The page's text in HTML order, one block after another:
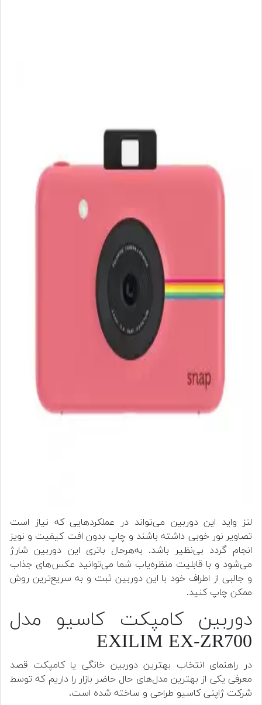
لنز واید این دوربین می‌تواند در عملکردهایی که نیاز است
تصاویر نور خوبی داشته باشند و چاپ بدون افت کیفیت و نویز
انجام گردد بی‌نظیر باشد. به‌هرحال باتری این دوربین شارژ
می‌شود و با قابلیت منظره‌یاب شما می‌توانید عکس‌های جذاب
و جالبی از اطراف خود با این دوربین ثبت و به سریع‌ترین روش
ممکن چاپ کنید.
دوربین کامپکت کاسیو مدل
EXILIM EX-ZR700
در راهنمای انتخاب بهترین دوربین خانگی یا کامپکت قصد
معرفی یکی از بهترین مدل‌های حال حاضر بازار را داریم که توسط
شرکت ژاپنی کاسیو طراحی و ساخته شده است.